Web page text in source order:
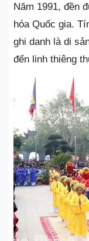
Năm 1991, đền
hóa Quốc gia.
ghi danh là di
đến linh thiêng